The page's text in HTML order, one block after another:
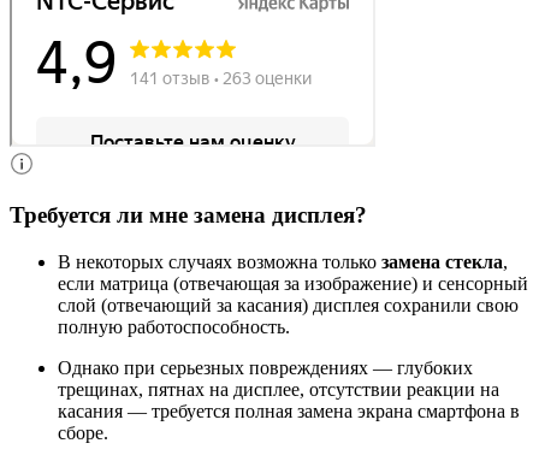
Требуется ли мне замена дисплея?
В некоторых случаях возможна только замена стекла,
если матрица (отвечающая за изображение) и сенсорный
слой (отвечающий за касания) дисплея сохранили свою
полную работоспособность.
Однако при серьезных повреждениях — глубоких
трещинах, пятнах на дисплее, отсутствии реакции на
касания — требуется полная замена экрана смартфона в
сборе.